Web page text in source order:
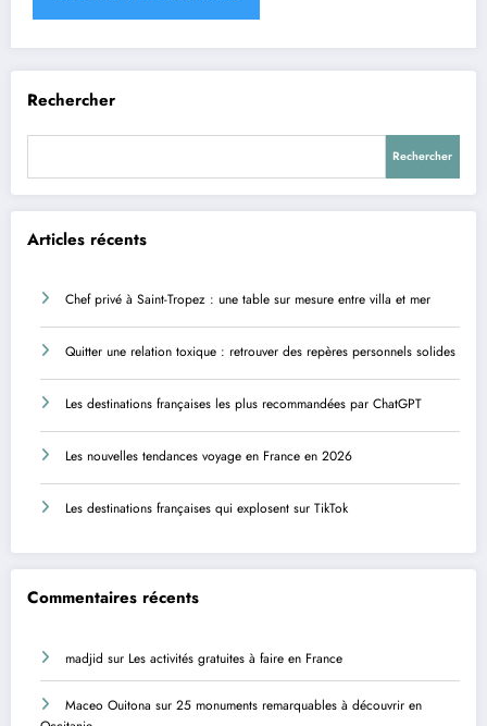
Rechercher
Rechercher
Articles récents
Chef privé à Saint-Tropez : une table sur mesure entre villa et mer
Quitter une relation toxique : retrouver des repères personnels solides
Les destinations françaises les plus recommandées par ChatGPT
Les nouvelles tendances voyage en France en 2026
Les destinations françaises qui explosent sur TikTok
Commentaires récents
madjid sur Les activités gratuites à faire en France
Maceo Ouitona sur 25 monuments remarquables à découvrir en